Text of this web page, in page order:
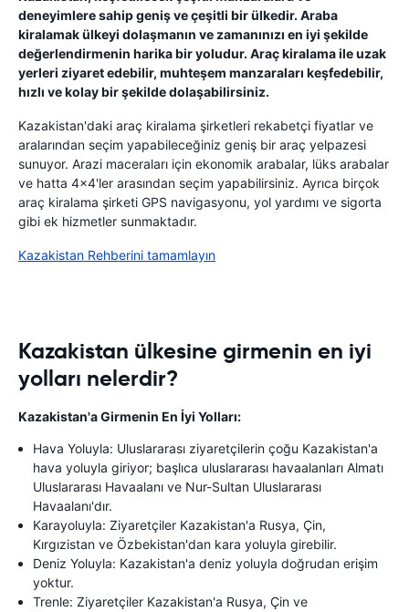
deneyimlere sahip geniş ve çeşitli bir ülkedir. Araba
kiralamak ülkeyi dolaşmanın ve zamanınızı en iyi şekilde
değerlendirmenin harika bir yoludur. Araç kiralama ile uzak
yerleri ziyaret edebilir, muhteşem manzaraları keşfedebilir,
hızlı ve kolay bir şekilde dolaşabilirsiniz.
Kazakistan'daki araç kiralama şirketleri rekabetçi fiyatlar ve
aralarından seçim yapabileceğiniz geniş bir araç yelpazesi
sunuyor. Arazi maceraları için ekonomik arabalar, lüks arabalar
ve hatta 4x4'ler arasından seçim yapabilirsiniz. Ayrıca birçok
araç kiralama şirketi GPS navigasyonu, yol yardımı ve sigorta
gibi ek hizmetler sunmaktadır.
Kazakistan Rehberini tamamlayın
Kazakistan ülkesine girmenin en iyi
yolları nelerdir?
Kazakistan'a Girmenin En İyi Yolları:
Hava Yoluyla: Uluslararası ziyaretçilerin çoğu Kazakistan'a
hava yoluyla giriyor; başlıca uluslararası havaalanları Almatı
Uluslararası Havaalanı ve Nur-Sultan Uluslararası
Havaalanı'dır.
Karayoluyla: Ziyaretçiler Kazakistan'a Rusya, Çin,
Kırgızistan ve Özbekistan'dan kara yoluyla girebilir.
Deniz Yoluyla: Kazakistan'a deniz yoluyla doğrudan erişim
yoktur.
Trenle: Ziyaretçiler Kazakistan'a Rusya, Çin ve